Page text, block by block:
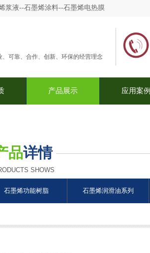
浆液--石墨烯涂料--石墨烯电热膜
可靠、合作、创新、环保的经营理念
产品展示 应用案例
品详情
SHOWS
石墨烯功能树脂 石墨烯润滑油系列